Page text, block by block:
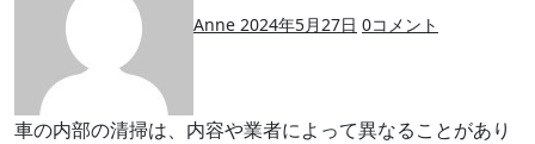
Anne 2024年5月27日 0コメント
車の内部の清掃は、内容や業者によって異なることがあり